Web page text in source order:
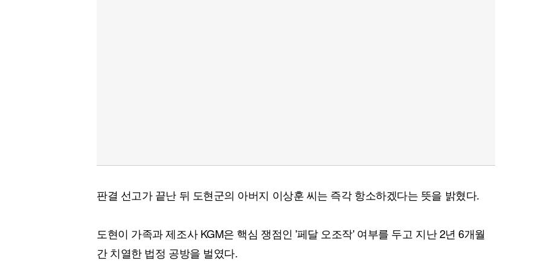
판결 선고가 끝난 뒤 도현군의 아버지 이상훈 씨는 즉각 항소하겠다는 뜻을 밝혔다.
도현이 가족과 제조사 KGM은 핵심 쟁점인 '페달 오조작' 여부를 두고 지난 2년 6개월
간 치열한 법정 공방을 벌였다.